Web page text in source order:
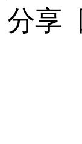
分享